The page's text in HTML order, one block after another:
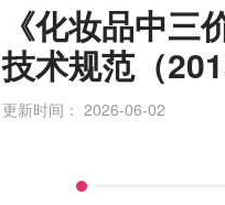
《化妆品中
技术规范（
更新时间： 2026-06-02